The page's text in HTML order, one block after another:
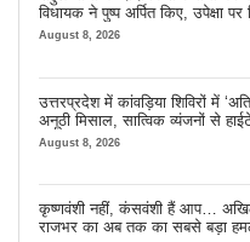
विधायक ने पुष्प अर्पित किए, उपेक्षा
August 8, 2026
उत्तरप्रदेश में कांवड़िया शिविरों में
अनूठी मिसाल, सात्विक व्यंजनों से
इंतजाम
August 8, 2026
कृष्णवंशी नहीं, कंसवंशी हैं आप…
राजभर का अब तक का सबसे बड़ा